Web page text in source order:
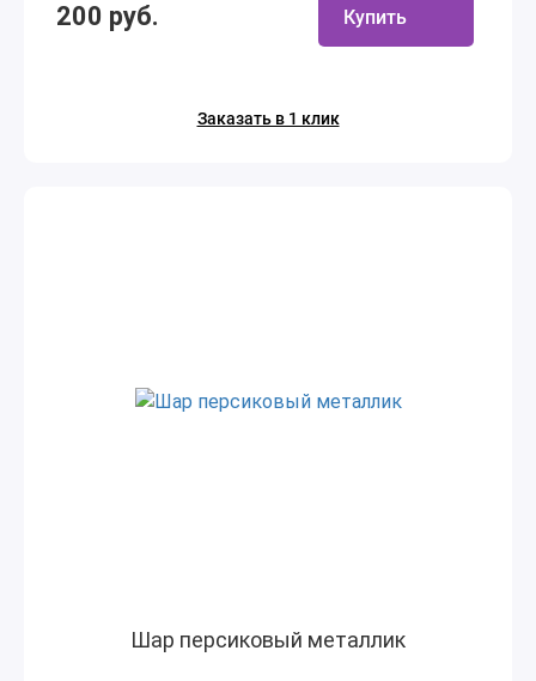
200 руб. Купить
Заказать в 1 клик
Шар персиковый металлик